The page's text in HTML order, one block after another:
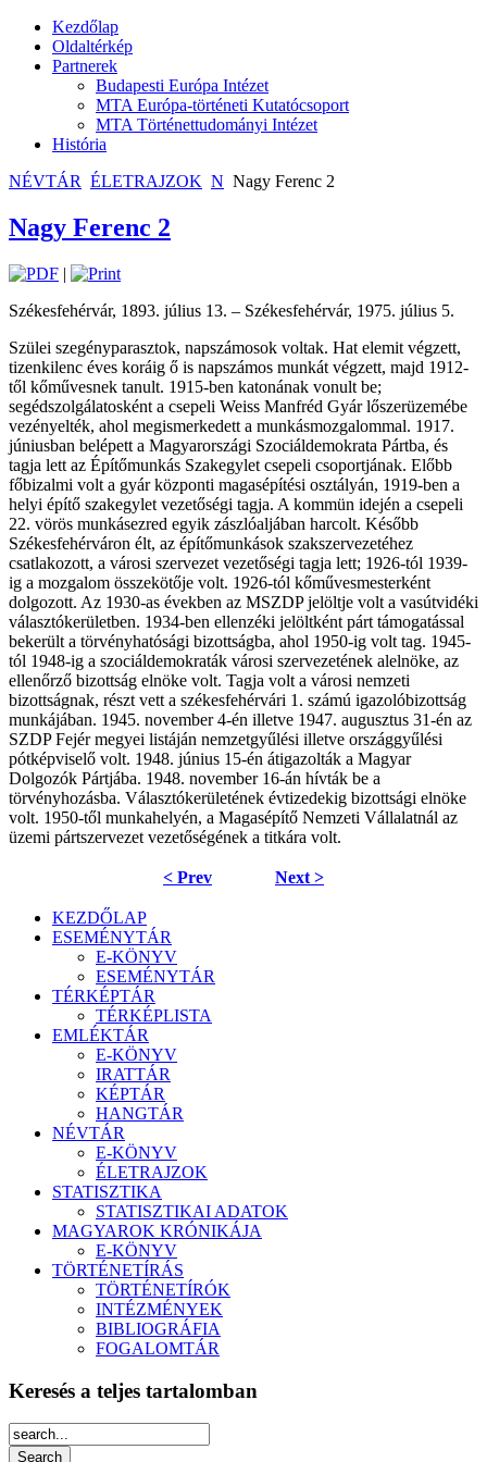
Kezdőlap
Oldaltérkép
Partnerek
Budapesti Európa Intézet
MTA Európa-történeti Kutatócsoport
MTA Történettudományi Intézet
História
NÉVTÁR ÉLETRAJZOK N Nagy Ferenc 2
Nagy Ferenc 2
|
Székesfehérvár, 1893. július 13. – Székesfehérvár, 1975. július 5.
Szülei szegényparasztok, napszámosok voltak. Hat elemit végzett,
tizenkilenc éves koráig ő is napszámos munkát végzett, majd 1912-
től kőművesnek tanult. 1915-ben katonának vonult be;
segédszolgálatosként a csepeli Weiss Manfréd Gyár lőszerüzemébe
vezényelték, ahol megismerkedett a munkásmozgalommal. 1917.
júniusban belépett a Magyarországi Szociáldemokrata Pártba, és
tagja lett az Építőmunkás Szakegylet csepeli csoportjának. Előbb
főbizalmi volt a gyár központi magasépítési osztályán, 1919-ben a
helyi építő szakegylet vezetőségi tagja. A kommün idején a csepeli
22. vörös munkásezred egyik zászlóaljában harcolt. Később
Székesfehérváron élt, az építőmunkások szakszervezetéhez
csatlakozott, a városi szervezet vezetőségi tagja lett; 1926-tól 1939-
ig a mozgalom összekötője volt. 1926-tól kőművesmesterként
dolgozott. Az 1930-as években az MSZDP jelöltje volt a vasútvidéki
választókerületben. 1934-ben ellenzéki jelöltként párt támogatással
bekerült a törvényhatósági bizottságba, ahol 1950-ig volt tag. 1945-
tól 1948-ig a szociáldemokraták városi szervezetének alelnöke, az
ellenőrző bizottság elnöke volt. Tagja volt a városi nemzeti
bizottságnak, részt vett a székesfehérvári 1. számú igazolóbizottság
munkájában. 1945. november 4-én illetve 1947. augusztus 31-én az
SZDP Fejér megyei listáján nemzetgyűlési illetve országgyűlési
pótképviselő volt. 1948. június 15-én átigazolták a Magyar
Dolgozók Pártjába. 1948. november 16-án hívták be a
törvényhozásba. Választókerületének évtizedekig bizottsági elnöke
volt. 1950-től munkahelyén, a Magasépítő Nemzeti Vállalatnál az
üzemi pártszervezet vezetőségének a titkára volt.
< Prev Next >
KEZDŐLAP
ESEMÉNYTÁR
E-KÖNYV
ESEMÉNYTÁR
TÉRKÉPTÁR
TÉRKÉPLISTA
EMLÉKTÁR
E-KÖNYV
IRATTÁR
KÉPTÁR
HANGTÁR
NÉVTÁR
E-KÖNYV
ÉLETRAJZOK
STATISZTIKA
STATISZTIKAI ADATOK
MAGYAROK KRÓNIKÁJA
E-KÖNYV
TÖRTÉNETÍRÁS
TÖRTÉNETÍRÓK
INTÉZMÉNYEK
BIBLIOGRÁFIA
FOGALOMTÁR
Keresés a teljes tartalomban